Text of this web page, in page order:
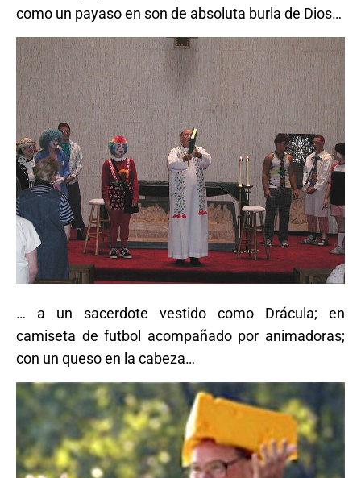
como un payaso en son de absoluta burla de Dios…
… a un sacerdote vestido como Drácula; en
camiseta de futbol acompañado por animadoras;
con un queso en la cabeza…